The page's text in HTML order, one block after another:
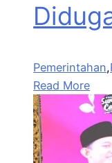
Pemerintahan,
Read More